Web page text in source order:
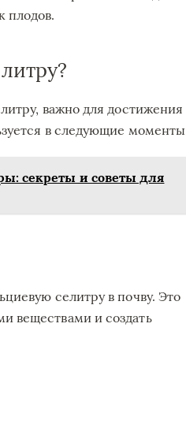
плодов.
важно для достижения
в следующие
секреты и советы для
селитру в почву. Это
веществами и создать